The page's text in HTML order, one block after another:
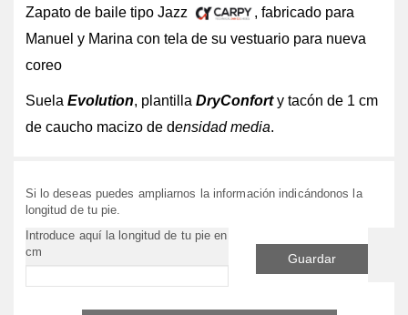
Zapato de baile tipo Jazz
, fabricado para
Manuel y Marina con tela de su vestuario para nueva
coreo
Suela Evolution, plantilla DryConfort y tacón de 1 cm
de caucho macizo de densidad media.
Si lo deseas puedes ampliarnos la información indicándonos la
longitud de tu pie.
Introduce aquí la longitud de tu pie en
cm
Guardar